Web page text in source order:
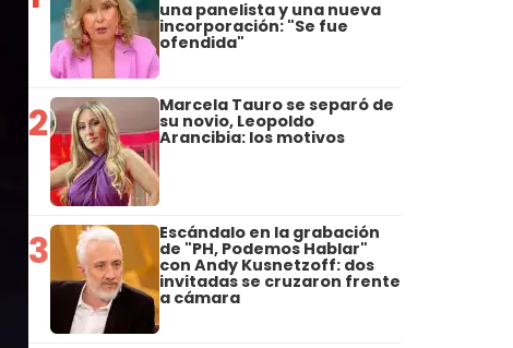
una panelista y una nueva
incorporación: "Se fue
ofendida"
2 Marcela Tauro se separó de
su novio, Leopoldo
Arancibia: los motivos
3 Escándalo en la grabación
de "PH, Podemos Hablar"
con Andy Kusnetzoff: dos
invitadas se cruzaron frente
a cámara